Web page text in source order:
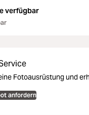
verfügbar
Fotoausrüstung und
anfordern